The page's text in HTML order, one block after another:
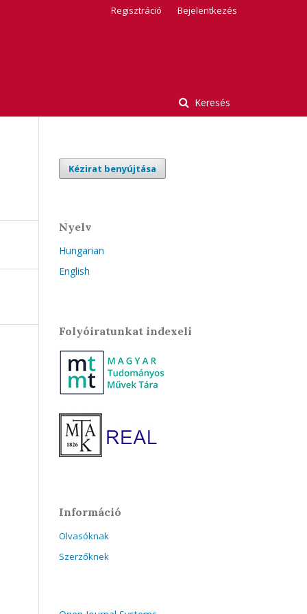
Keresés
Regisztráció Bejelentkezés
Kézirat benyújtása
Nyelv
Hungarian
English
Folyóiratunkat indexeli
Információ
Olvasóknak
Szerzőknek